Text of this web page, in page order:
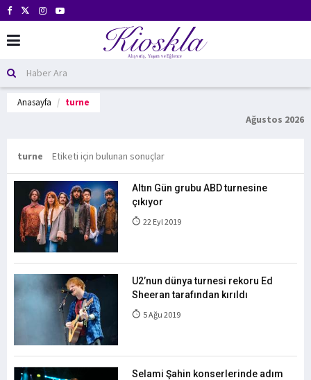
Anasayfa turne
Ağustos 2026
turne Etiketi için bulunan sonuçlar
Altın Gün grubu ABD turnesine
çıkıyor
22 Eyl 2019
U2’nun dünya turnesi rekoru Ed
Sheeran tarafından kırıldı
5 Ağu 2019
Selami Şahin konserlerinde adım